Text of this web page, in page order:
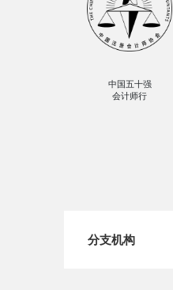
中国五十强
会计师行
分支机构